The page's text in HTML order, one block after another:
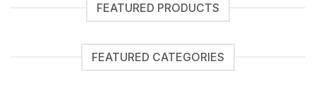
FEATURED PRODUCTS
FEATURED CATEGORIES